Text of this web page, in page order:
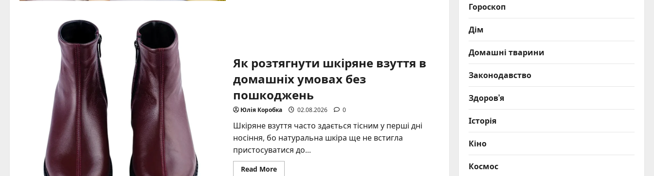
способи
Як розтягнути шкіряне взуття в
домашніх умовах без
пошкоджень
Юлія Коробка 02.08.2026 0
Шкіряне взуття часто здається тісним у перші дні
носіння, бо натуральна шкіра ще не встигла
пристосуватися до...
Read MoreRead
Гороскоп
Дім
Домашні тварини
Законодавство
Здоров’я
Історія
Кіно
Космос